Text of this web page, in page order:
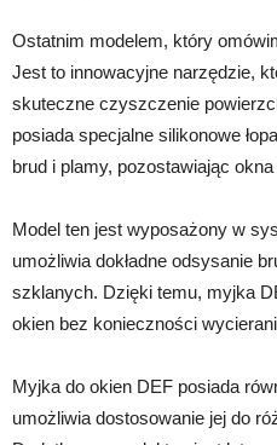
Ostatnim modelem, który
Jest to innowacyjne narzędzie,
skuteczne czyszczenie
posiada specjalne silikonowe
brud i plamy, pozostawiając
Model ten jest wyposażony w
umożliwia dokładne odsysanie
szklanych. Dzięki temu, myjka
okien bez konieczności
Myjka do okien DEF posiada
umożliwia dostosowanie jej do